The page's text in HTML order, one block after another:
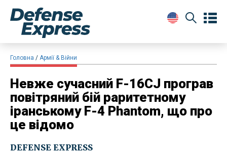
Головна Армії & Війни
Невже сучасний F-16CJ програв
повітряний бій раритетному
іранському F-4 Phantom, що про
це відомо
DEFENSE EXPRESS